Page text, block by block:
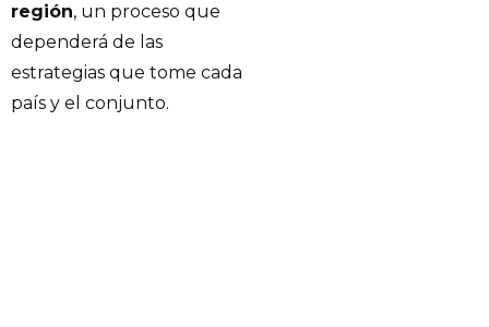
región, un proceso que
dependerá de las
estrategias que tome cada
país y el conjunto.